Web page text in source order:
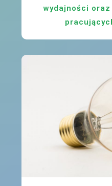
wydajności